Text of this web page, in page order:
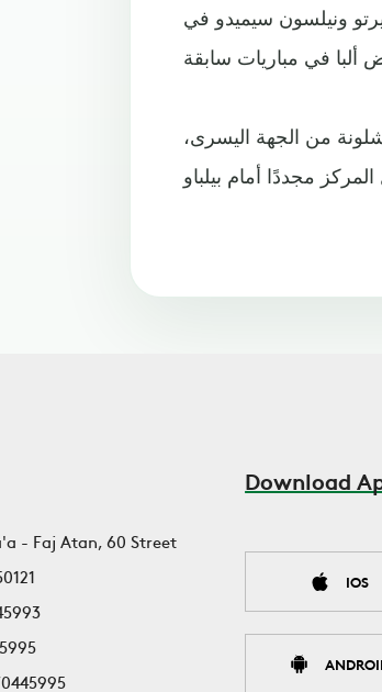
ونيلسون سيميدو في
من الجهة اليسرى،
- Faj Atan, 60 Street
Download
IOS